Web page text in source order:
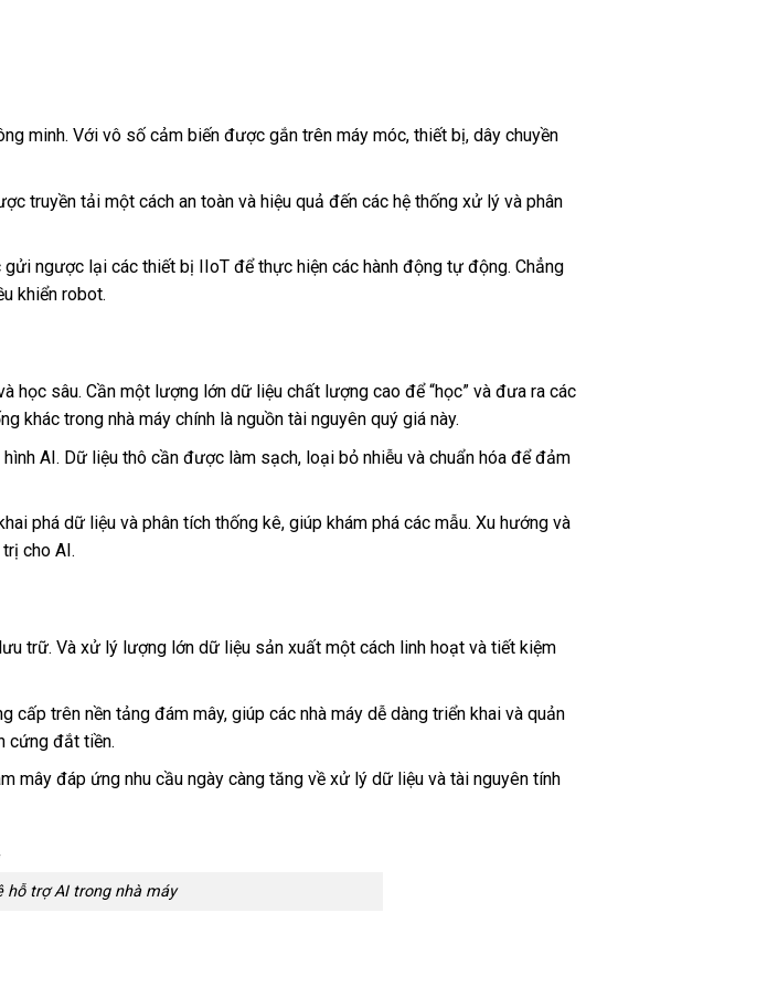
minh. Với vô số cảm biến được gắn trên máy móc, thiết bị, dây chuyền
truyền tải một cách an toàn và hiệu quả đến các hệ thống xử lý và phân
ngược lại các thiết bị IIoT để thực hiện các hành động tự động. Chẳng
khiển robot.
học sâu. Cần một lượng lớn dữ liệu chất lượng cao để “học” và đưa ra các
khác trong nhà máy chính là nguồn tài nguyên quý giá này.
AI. Dữ liệu thô cần được làm sạch, loại bỏ nhiễu và chuẩn hóa để đảm
phá dữ liệu và phân tích thống kê, giúp khám phá các mẫu. Xu hướng và
cho AI.
trữ. Và xử lý lượng lớn dữ liệu sản xuất một cách linh hoạt và tiết kiệm
cấp trên nền tảng đám mây, giúp các nhà máy dễ dàng triển khai và quản
cứng đắt tiền.
mây đáp ứng nhu cầu ngày càng tăng về xử lý dữ liệu và tài nguyên tính
hỗ trợ AI trong nhà máy